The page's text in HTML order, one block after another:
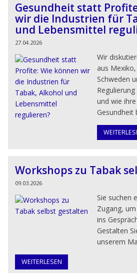
Gesundheit statt
wir die Industrien für
und Lebensmittel
27.04.2026
Wir
aus
Schweden
und wie
Gesundheit
Workshops zu Tabak
09.03.2026
Sie suchen
Zugang,
ins
Gestalten
unserem
WEITERLESEN